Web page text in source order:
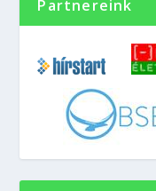
Partnereink